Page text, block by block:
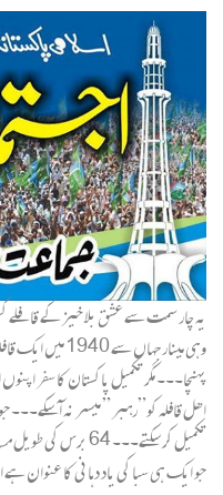
یہ چار سمت سے عشق بلا خیز کے
وہی مینار جہاں
پہنچا۔۔۔ مگر تکمیل پاکستان کا سفر
اھل قافلہ کو”رہبر ” میسر نہ آسکے۔۔۔
تکمیل کر سکتے۔۔۔
جو ایک ہی سبا کی یاد دہانی کا عنوان ہے